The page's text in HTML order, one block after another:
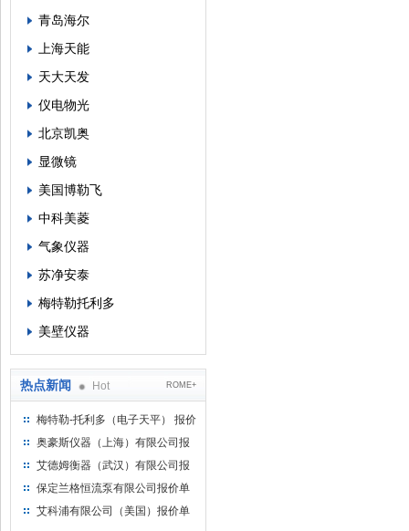
青岛海尔
上海天能
天大天发
仪电物光
北京凯奥
显微镜
美国博勒飞
中科美菱
气象仪器
苏净安泰
梅特勒托利多
美壁仪器
热点新闻 Hot ROME+
梅特勒-托利多（电子天平） 报价
单
奥豪斯仪器（上海）有限公司报
价单
艾德姆衡器（武汉）有限公司报
价单
保定兰格恒流泵有限公司报价单
艾科浦有限公司（美国）报价单